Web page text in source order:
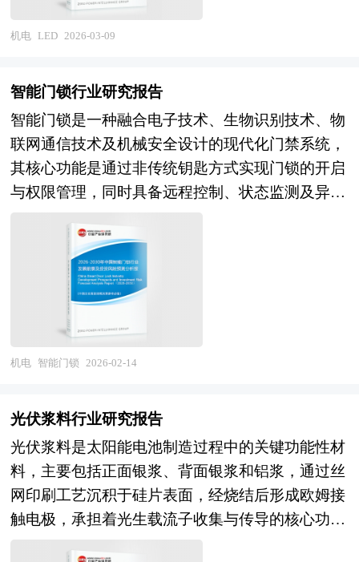
目建设方案，完成包括市场和销售、规模和产品、
厂址及建设工程方案、原辅料供应、工艺技术、设
及风险等的计算和评价；内容详实、严密地论证项
目的可行性和投资的必要性。 本报告主要有以下
几大用途： 1、用于企业融资、对外招商合作 2、
用于国家发展和改革委立项 3、用于银行贷款 4、
用于境外投资项目核准 5、用于企业上市的招股说
定某一建设或科研项目之前，对该项目实施的可能
性、有效性、技术方案及技术政策进行具体、深
入、细致的技术论证和经济评价，以求确定一个在
技术上合理、经济上合算的最优方案和最佳时机而
写的书面报告。 可行性研究报告主要内容是要求
以全面、系统的分析为主要方法，经济效益为核
综合分析评价，指出优缺点和建议。为了结论的需
要，往往还需要加上一些附件，如试验数据、论证
材料、计算图表、附图等，以增强可行性报告的说
服力。 可行性研究是确定建设项目前具有决定性
意义的工作，是在投资决策之前，对拟建项目进行
业规划已不再局限于单一技术或产品迭代，而是被
纳入国家战略性新兴产业布局，成为支撑数字经
一般包括产业发展现状、产业特征分析、产业发展
导和产业发展政策等。随着中国对外开放程度的深
化，经济全球化和区域化对产业发展的影响显著增
强，产业间的竞争层次和深度也发生了变化。因
此，科学预测产业发展趋势和空间变化态势，对产
业发展和规划具有重要的意义。中研普华拥有28年
的产业规划、细分市场研究及大量项目运作经验，
业务覆盖全球。累积300多个产业园区规划落地项
目案例，拥有丰富的产业园区、特色小镇、田园综
合体、文旅地产、智慧物流、乡村振兴等类型项目
规划经验。 中研普华28年的产业研究服务经验，
形成了独特的产业研究及战略投资一体化服务体
研究报告数据库、服务了20多万家企事业单位，现
已成为中国最具影响力的产业研究咨询综合服务机
构。集团下属研究院的产业研究报告在大量周密的
市场调研基础上，主要依据了国家统计局、国家商
务部、国家市场监督管理总局、国家发改委、国家
机电 LED 2026-03-09
智能门锁行业研究报告
智能门锁是一种融合电子技术、生物识别技术、物
联网通信技术及机械安全设计的现代化门禁系统，
其核心功能是通过非传统钥匙方式实现门锁的开启
与权限管理，同时具备远程控制、状态监测及异常
芯，通过密码输入、指纹识别、面部识别、静脉识
别、射频卡感应或手机APP蓝牙/Wi-Fi连接等多元
化认证方式，验证用户身份并驱动电机执行开锁动
作，彻底摆脱了对实体钥匙的依赖，显著提升了开
锁便捷性与安全性。 智能门锁研究报告对行业研
究的内容和方法进行全面的阐述和论证，对研究过
过图表、统计结果及文献资料，或以纵向的发展过
证。报告如实地反映客观情况，一切叙述、说明、
推断、引用恰如其分，文字、用词表达准确，概念
表述科学化。报告对行业相关各种因素进行具体调
查、研究、分析，洞察行业今后的发展方向、行业
竞争格局的演变趋势以及技术标准、市场规模、潜
机电 智能门锁 2026-02-14
光伏浆料行业研究报告
光伏浆料是太阳能电池制造过程中的关键功能性材
料，主要包括正面银浆、背面银浆和铝浆，通过丝
网印刷工艺沉积于硅片表面，经烧结后形成欧姆接
触电极，承担着光生载流子收集与传导的核心功